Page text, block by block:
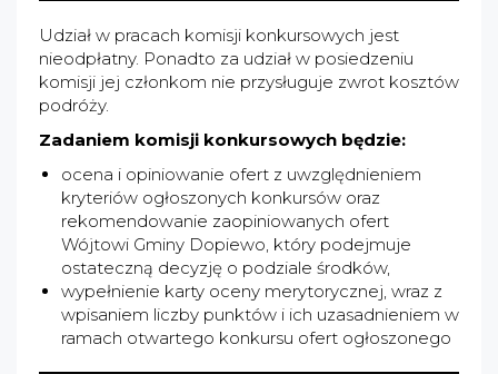
Udział w pracach komisji konkursowych jest
nieodpłatny. Ponadto za udział w posiedzeniu
komisji jej członkom nie przysługuje zwrot kosztów
podróży.
Zadaniem komisji konkursowych będzie:
ocena i opiniowanie ofert z uwzględnieniem
kryteriów ogłoszonych konkursów oraz
rekomendowanie zaopiniowanych ofert
Wójtowi Gminy Dopiewo, który podejmuje
ostateczną decyzję o podziale środków,
wypełnienie karty oceny merytorycznej, wraz z
wpisaniem liczby punktów i ich uzasadnieniem w
ramach otwartego konkursu ofert ogłoszonego